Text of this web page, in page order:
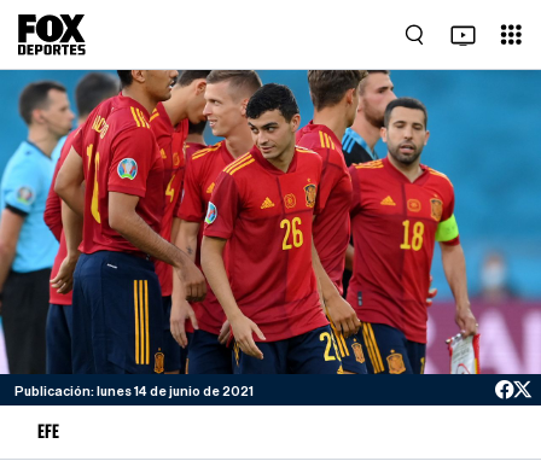
Publicación: lunes 14 de junio de 2021
EFE